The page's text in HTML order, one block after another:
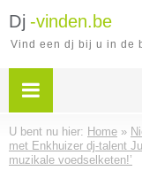
Dj -vinden.be
Vind een dj bij u in de
U bent nu hier: Home »
met Enkhuizer dj-talent
muzikale voedselketen!’